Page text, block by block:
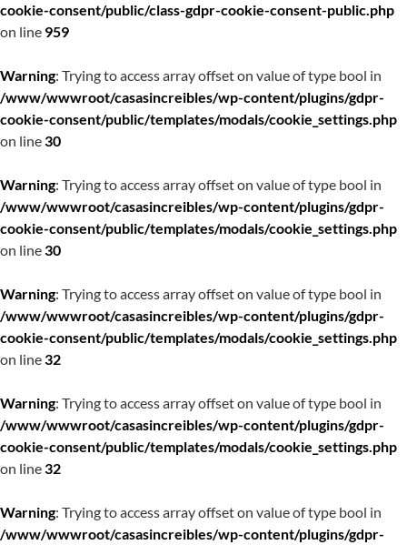
cookie-consent/public/class-gdpr-cookie-consent-public.php
on line 959
Warning: Trying to access array offset on value of type bool in
/www/wwwroot/casasincreibles/wp-content/plugins/gdpr-
cookie-consent/public/templates/modals/cookie_settings.php
on line30
Warning: Trying to access array offset on value of type bool in
/www/wwwroot/casasincreibles/wp-content/plugins/gdpr-
cookie-consent/public/templates/modals/cookie_settings.php
on line30
Warning: Trying to access array offset on value of type bool in
/www/wwwroot/casasincreibles/wp-content/plugins/gdpr-
cookie-consent/public/templates/modals/cookie_settings.php
on line32
Warning: Trying to access array offset on value of type bool in
/www/wwwroot/casasincreibles/wp-content/plugins/gdpr-
cookie-consent/public/templates/modals/cookie_settings.php
on line32
Warning: Trying to access array offset on value of type bool in
/www/wwwroot/casasincreibles/wp-content/plugins/gdpr-